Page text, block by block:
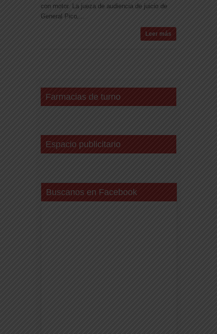
con motor. La jueza de audiencia de juicio de
General Pico,...
Leer más
Farmacias de turno
Espacio publicitario
Buscanos en Facebook